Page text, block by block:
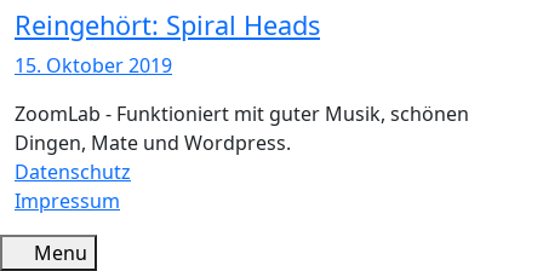
Reingehört: Spiral Heads
15. Oktober 2019
ZoomLab - Funktioniert mit guter Musik, schönen
Dingen, Mate und Wordpress.
Datenschutz
Impressum
Menu